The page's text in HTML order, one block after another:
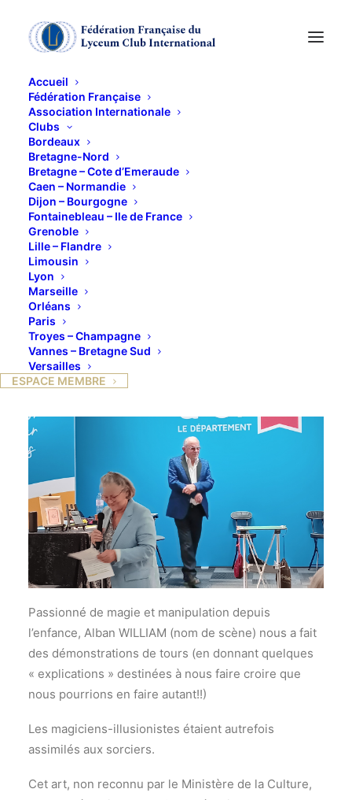
Accueil
Fédération Française
Association Internationale
Clubs
Bordeaux
Bretagne-Nord
Bretagne – Cote d’Emeraude
Caen – Normandie
Dijon – Bourgogne
Fontainebleau – Ile de France
Grenoble
Lille – Flandre
Limousin
Lyon
Marseille
Orléans
Paris
Troyes – Champagne
Vannes – Bretagne Sud
Versailles
ESPACE MEMBRE
MAGIE ARTISTIQUE
ET MENTALISME
Passionné de magie et manipulation depuis
l’enfance, Alban WILLIAM (nom de scène) nous a fait
des démonstrations de tours (en donnant quelques
« explications » destinées à nous faire croire que
nous pourrions en faire autant!!)
Les magiciens-illusionistes étaient autrefois
assimilés aux sorciers.
Cet art, non reconnu par le Ministère de la Culture,